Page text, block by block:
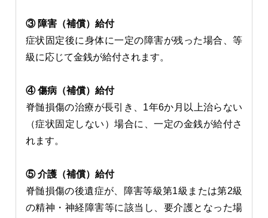
③ 障害（補償）給付
症状固定後に身体に一定の障害が残った場合、等
級に応じて金銭が給付されます。
④ 傷病（補償）給付
脊髄損傷の治療が長引き、1年6か月以上治らない
（症状固定しない）場合に、一定の金銭が給付さ
れます。
⑤ 介護（補償）給付
脊髄損傷の後遺症が、障害等級第1級または第2級
の精神・神経障害等に該当し、要介護となった場